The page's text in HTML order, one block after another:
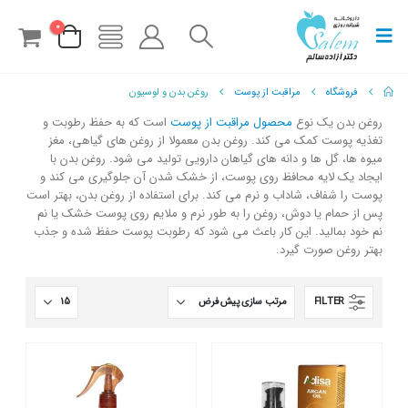
0
فروشگاه مراقبت از پوست روغن بدن و لوسیون
روغن بدن یک نوع محصول مراقبت از پوست است که به حفظ رطوبت و
تغذیه پوست کمک می کند. روغن بدن معمولا از روغن های گیاهی، مغز
میوه ها، گل ها و دانه های گیاهان دارویی تولید می شود. روغن بدن با
ایجاد یک لایه محافظ روی پوست، از خشک شدن آن جلوگیری می کند و
پوست را شفاف، شاداب و نرم می کند. برای استفاده از روغن بدن، بهتر است
پس از حمام یا دوش، روغن را به طور نرم و ملایم روی پوست خشک یا نم
نم خود بمالید. این کار باعث می شود که رطوبت پوست حفظ شده و جذب
بهتر روغن صورت گیرد.
FILTER